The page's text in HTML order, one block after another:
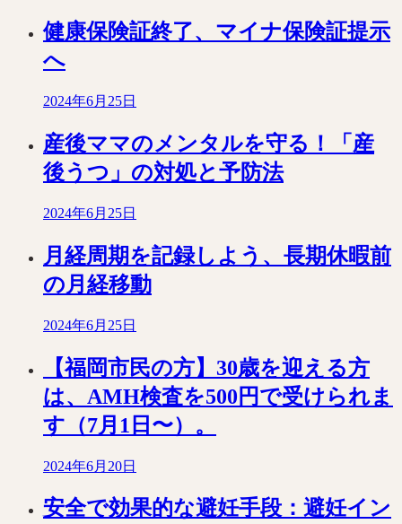
健康保険証終了、マイナ保険証提示
へ
2024年6月25日
産後ママのメンタルを守る！「産
後うつ」の対処と予防法
2024年6月25日
月経周期を記録しよう、長期休暇前
の月経移動
2024年6月25日
【福岡市民の方】30歳を迎える方
は、AMH検査を500円で受けられま
す（7月1日〜）。
2024年6月20日
安全で効果的な避妊手段：避妊イン